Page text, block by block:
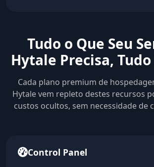
Tudo o Que Seu
Hytale Precisa,
Cada plano premium de
Hytale vem repleto destes recursos
custos ocultos, sem necessidade de
Control Panel